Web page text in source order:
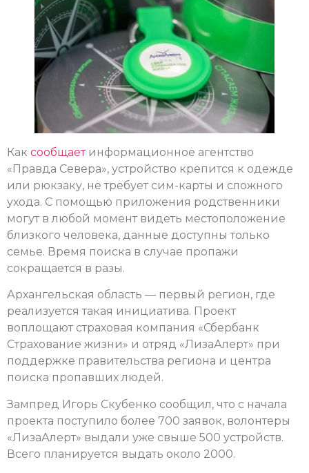
Как сообщаетинформационное агентство
«Правда Севера», устройство крепится к одежде
или рюкзаку, не требует сим-карты и сложного
ухода. С помощью приложения родственники
могут в любой момент видеть местоположение
близкого человека, данные доступны только
семье. Время поиска в случае пропажи
сокращается в разы.
Архангельская область — первый регион, где
реализуется такая инициатива. Проект
воплощают страховая компания «Сбербанк
Страхование жизни» и отряд «ЛизаАлерт» при
поддержке правительства региона и центра
поиска пропавших людей.
Зампред Игорь Скубенко сообщил, что с начала
проекта поступило более 700 заявок, волонтеры
«ЛизаАлерт» выдали уже свыше 500 устройств.
Всего планируется выдать около 2000.